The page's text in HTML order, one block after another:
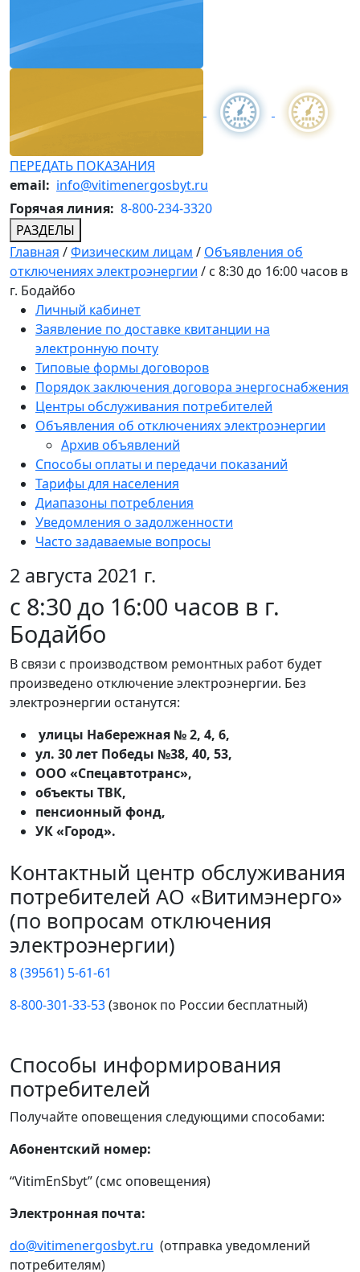
ПЕРЕДАТЬ ПОКАЗАНИЯ
email: info@vitimenergosbyt.ru
Горячая линия: 8-800-234-3320
РАЗДЕЛЫ
Главная /Физическим лицам / Объявления об
отключениях электроэнергии / с 8:30 до 16:00 часов в
г. Бодайбо
Личный кабинет
Заявление по доставке квитанции на
электронную почту
Типовые формы договоров
Порядок заключения договора энергоснабжения
Центры обслуживания потребителей
Объявления об отключениях электроэнергии
Архив объявлений
Способы оплаты и передачи показаний
Тарифы для населения
Диапазоны потребления
Уведомления о задолженности
Часто задаваемые вопросы
2 августа 2021 г.
с 8:30 до 16:00 часов в г.
Бодайбо
В связи с производством ремонтных работ будет
произведено отключение электроэнергии. Без
электроэнергии останутся:
улицы Набережная № 2, 4, 6,
ул. 30 лет Победы №38, 40, 53,
ООО «Спецавтотранс»,
объекты ТВК,
пенсионный фонд,
УК «Город».
Контактный центр обслуживания
потребителей АО «Витимэнерго»
(по вопросам отключения
электроэнергии)
8 (39561) 5-61-61
8-800-301-33-53(звонок по России бесплатный)
Способы информирования
потребителей
Получайте оповещения следующими способами:
Абонентский номер:
“VitimEnSbyt” (смс оповещения)
Электронная почта:
do@vitimenergosbyt.ru (отправка уведомлений
потребителям)